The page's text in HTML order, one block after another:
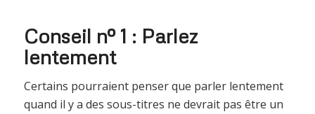
Conseil nº 1 : Parlez
lentement
Certains pourraient penser que parler lentement
quand il y a des sous-titres ne devrait pas être un